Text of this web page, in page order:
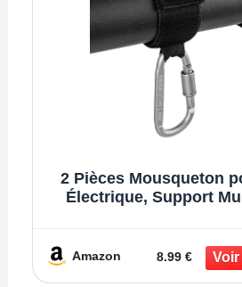
2 Pièces Mousqueton
Électrique, Support
Amazon 8.99 €